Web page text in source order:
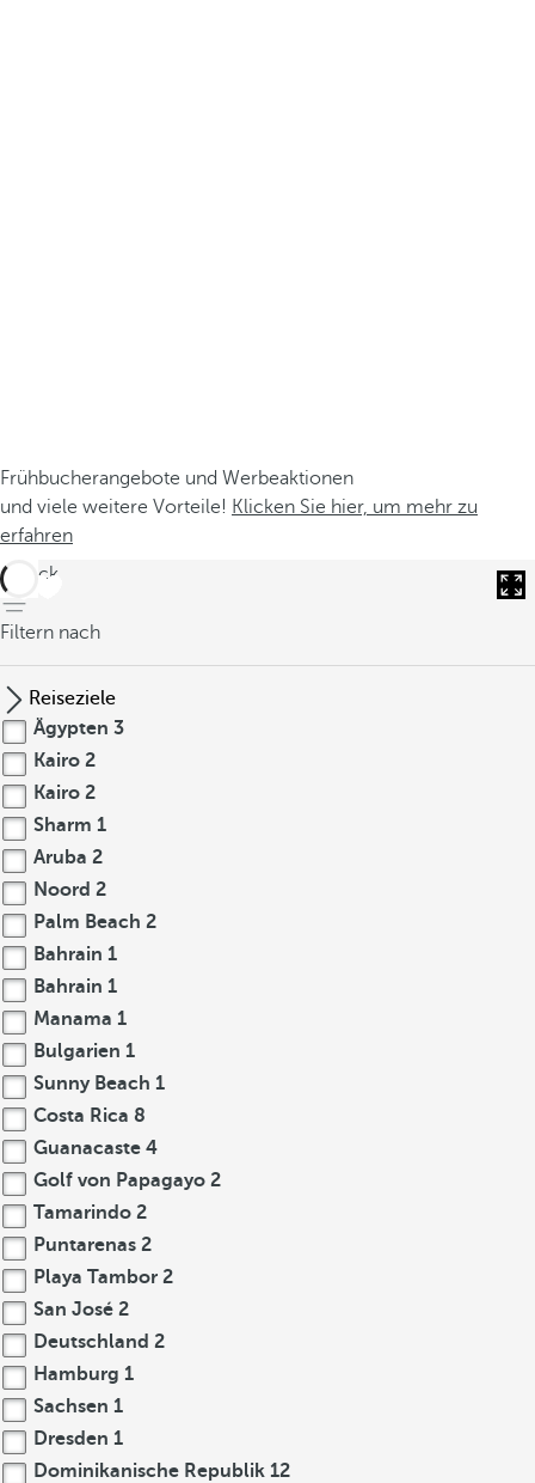
Frühbucherangebote und Werbeaktionen
und viele weitere Vorteile! Klicken Sie hier, um mehr zu
erfahren
zurück
Filtern nach
Reiseziele
Ägypten 3
Kairo 2
Kairo 2
Sharm 1
Aruba 2
Noord 2
Palm Beach 2
Bahrain 1
Bahrain 1
Manama 1
Bulgarien 1
Sunny Beach 1
Costa Rica 8
Guanacaste 4
Golf von Papagayo 2
Tamarindo 2
Puntarenas 2
Playa Tambor 2
San José 2
Deutschland 2
Hamburg 1
Sachsen 1
Dresden 1
Dominikanische Republik 12